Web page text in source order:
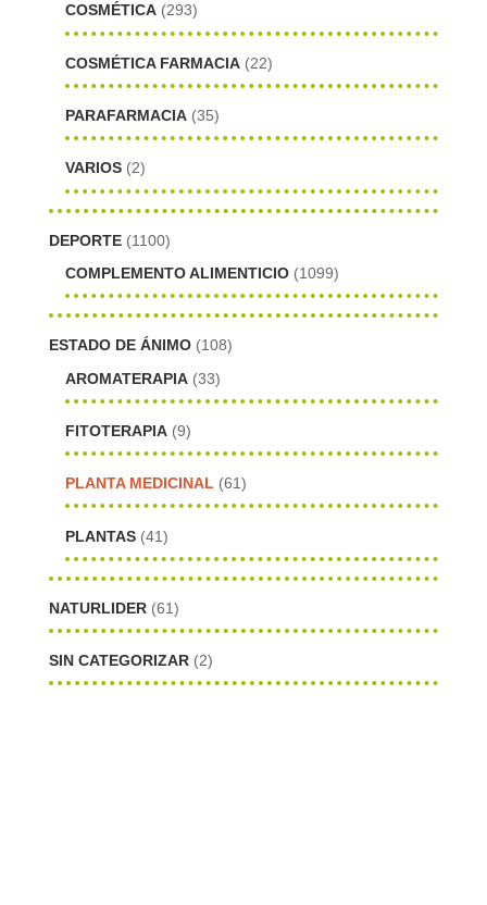
COSMÉTICA (293)
COSMÉTICA FARMACIA (22)
PARAFARMACIA (35)
VARIOS (2)
DEPORTE (1100)
COMPLEMENTO ALIMENTICIO (1099)
ESTADO DE ÁNIMO (108)
AROMATERAPIA (33)
FITOTERAPIA (9)
PLANTA MEDICINAL (61)
PLANTAS (41)
NATURLIDER (61)
SIN CATEGORIZAR (2)